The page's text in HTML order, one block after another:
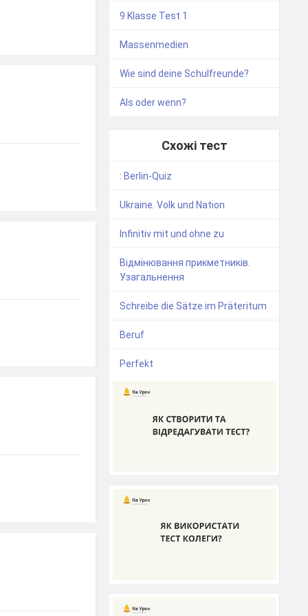
9 Klasse Test 1
Massenmedien
Wie sind deine Schulfreunde?
Als oder wenn?
Схожі тест
: Berlin-Quiz
Ukraine. Volk und Nation
Infinitiv mit und ohne zu
Відмінювання прикметників.
Узагальнення
Schreibe die Sätze im Präteritum
Beruf
Perfekt